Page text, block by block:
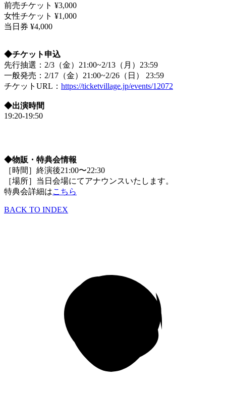
前売チケット ¥3,000
女性チケット ¥1,000
当日券 ¥4,000
◆チケット申込
先行抽選：2/3（金）21:00~2/13（月）23:59
一般発売：2/17（金）21:00~2/26（日） 23:59
チケットURL： https://ticketvillage.jp/events/12072
◆出演時間
19:20-19:50
◆物販・特典会情報
［時間］終演後21:00〜22:30
［場所］当日会場にてアナウンスいたします。
特典会詳細はこちら
BACK TO INDEX